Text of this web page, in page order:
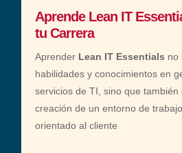
i
v
e
Aprende Lean IT
tu Carrera
Aprender Lean IT Essentials no
habilidades y conocimientos en
servicios de TI, sino que también
creación de un entorno de
orientado al cliente